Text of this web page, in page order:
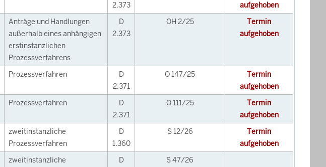
2.373
aufgehoben
Anträge und Handlungen
außerhalb eines anhängigen
erstinstanzlichen
Prozessverfahrens
D
2.373
OH 2/25
Termin
aufgehoben
Prozessverfahren
D
2.371
O 147/25
Termin
aufgehoben
Prozessverfahren
D
2.371
O 111/25
Termin
aufgehoben
zweitinstanzliche
Prozessverfahren
D
1.360
S 12/26
Termin
aufgehoben
zweitinstanzliche
D
S 47/26